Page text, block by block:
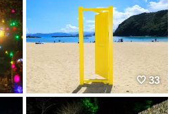
33